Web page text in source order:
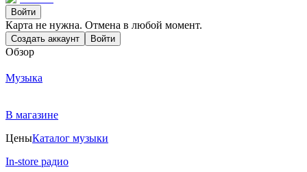
Войти
Карта не нужна. Отмена в любой момент.
Создать аккаунт Войти
Обзор
Музыка
В магазине
ЦеныКаталог музыки
In-store радио